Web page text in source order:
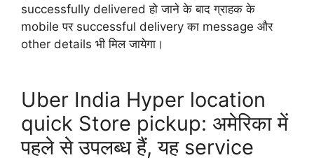
successfully delivered हो जाने के बाद ग्राहक के
mobile पर successful delivery का message और
other details भी मिल जायेगा।
Uber India Hyper location
quick Store pickup: अमेरिका में
पहले से उपलब्ध हैं, यह service